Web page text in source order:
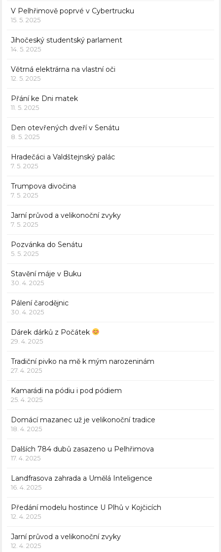
V Pelhřimově poprvé v Cybertrucku
15. 5. 2025
Jihočeský studentský parlament
14. 5. 2025
Větrná elektrárna na vlastní oči
12. 5. 2025
Přání ke Dni matek
11. 5. 2025
Den otevřených dveří v Senátu
8. 5. 2025
Hradečáci a Valdštejnský palác
7. 5. 2025
Trumpova divočina
7. 5. 2025
Jarní průvod a velikonoční zvyky
7. 5. 2025
Pozvánka do Senátu
5. 5. 2025
Stavění máje v Buku
30. 4. 2025
Pálení čarodějnic
30. 4. 2025
Dárek dárků z Počátek
29. 4. 2025
Tradiční pivko na mě k mým narozeninám
27. 4. 2025
Kamarádi na pódiu i pod pódiem
25. 4. 2025
Domácí mazanec už je velikonoční tradice
18. 4. 2025
Dalších 784 dubů zasazeno u Pelhřimova
17. 4. 2025
Landfrasova zahrada a Umělá Inteligence
16. 4. 2025
Předání modelu hostince U Plhů v Kojčicích
12. 4. 2025
Jarní průvod a velikonoční zvyky
12. 4. 2025